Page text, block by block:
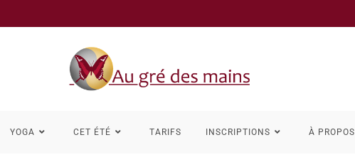
YOGA CET ÉTÉ TARIFS INSCRIPTIONS À PROPOS